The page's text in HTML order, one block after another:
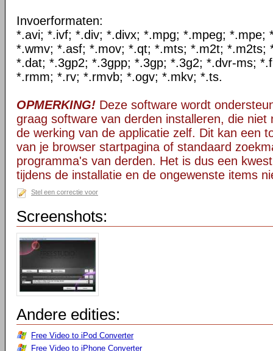
Invoerformaten:
*.avi; *.ivf; *.div; *.divx; *.mpg; *.mpeg; *.mpe;
*.wmv; *.asf; *.mov; *.qt; *.mts; *.m2t; *.m2ts;
*.dat; *.3gp2; *.3gpp; *.3gp; *.3g2; *.dvr-ms;
*.rmm; *.rv; *.rmvb; *.ogv; *.mkv; *.ts.
OPMERKING! Deze software wordt
graag software van derden installeren, die niet
de werking van de applicatie zelf. Dit kan een
van je browser startpagina of standaard
programma's van derden. Het is dus een
tijdens de installatie en de ongewenste items
Stel een correctie voor
Screenshots:
Andere edities:
Free Video to iPod Converter
Free Video to iPhone Converter